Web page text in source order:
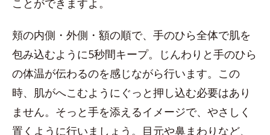
ことができますよ。
頬の内側・外側・額の順で、手のひら全体で肌を
包み込むように5秒間キープ。じんわりと手のひら
の体温が伝わるのを感じながら行います。この
時、肌がへこむようにぐっと押し込む必要はあり
ません。そっと手を添えるイメージで、やさしく
置くように行いましょう。目元や鼻まわりなど、